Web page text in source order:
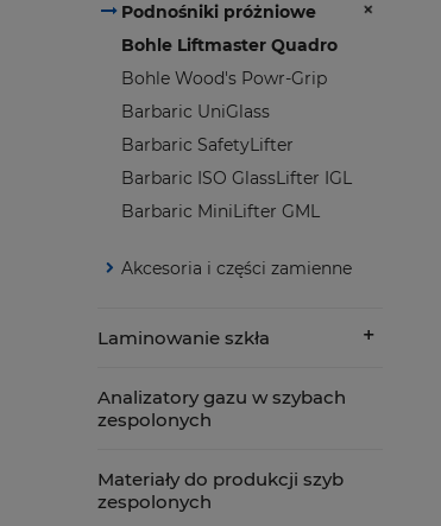
Podnośniki próżniowe
Bohle Liftmaster Quadro
Bohle Wood's Powr-Grip
Barbaric UniGlass
Barbaric SafetyLifter
Barbaric ISO GlassLifter IGL
Barbaric MiniLifter GML
Akcesoria i części zamienne
Laminowanie szkła
Analizatory gazu w szybach
zespolonych
Materiały do produkcji szyb
zespolonych